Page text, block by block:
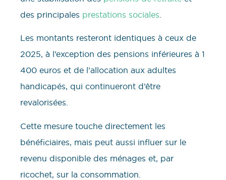
des principales prestations sociales
Les montants resteront identiques à ceux de
2025, à l’exception des pensions inférieures à 1
400 euros et de l’allocation aux adultes
handicapés, qui continueront d’être
revalorisées.
Cette mesure touche directement les
bénéficiaires, mais peut aussi influer sur le
revenu disponible des ménages et, par
ricochet, sur la consommation.